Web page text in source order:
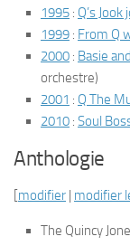
1995 : Q’s Jook
1999 : From Q
2000 : Basie
orchestre)
2001 : Q The
2010 : Soul
Anthologie
[modifier | modifier
The Quincy